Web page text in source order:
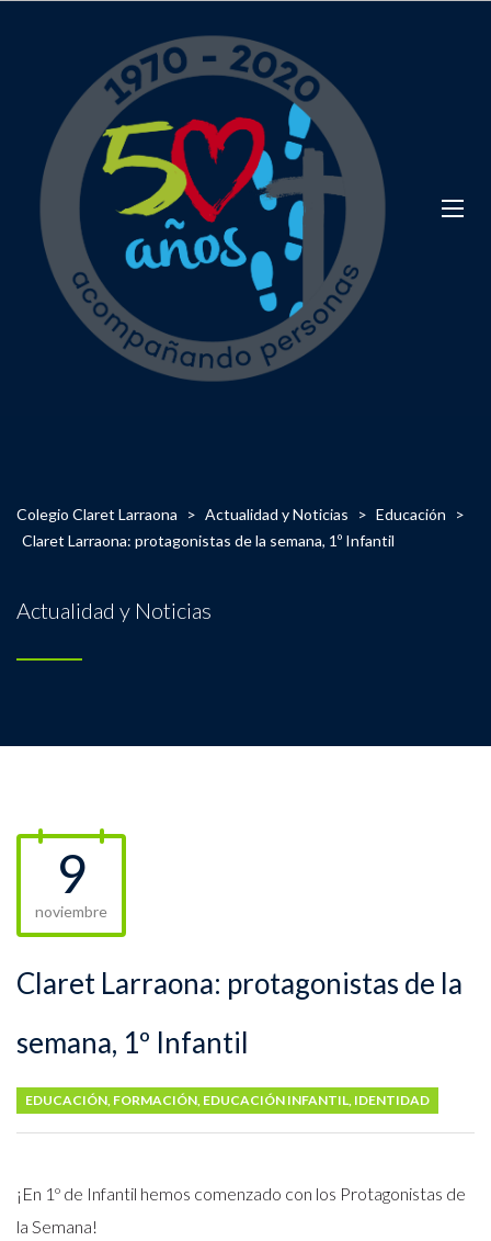
Colegio Claret Larraona > Actualidad y Noticias > Educación
>
Claret Larraona: protagonistas de la semana, 1º Infantil
Actualidad y Noticias
9
noviembre
Claret Larraona: protagonistas de la
semana, 1º Infantil
EDUCACIÓN, FORMACIÓN, EDUCACIÓN INFANTIL, IDENTIDAD
¡En 1º de Infantil hemos comenzado con los Protagonistas de
la Semana!